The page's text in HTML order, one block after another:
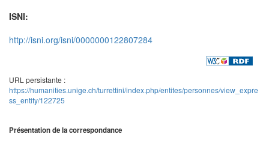
ISNI:
http://isni.org/isni/0000000122807284
URL persistante :
https://humanities.unige.ch/turrettini/index.php/entites/personnes/view_expre
ss_entity/122725
Présentation de la correspondance